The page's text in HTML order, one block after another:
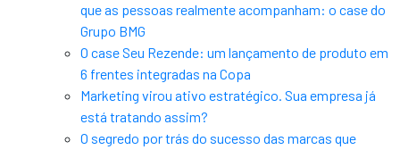
que as pessoas realmente acompanham: o case do
Grupo BMG
O case Seu Rezende: um lançamento de produto em
6 frentes integradas na Copa
Marketing virou ativo estratégico. Sua empresa já
está tratando assim?
O segredo por trás do sucesso das marcas que